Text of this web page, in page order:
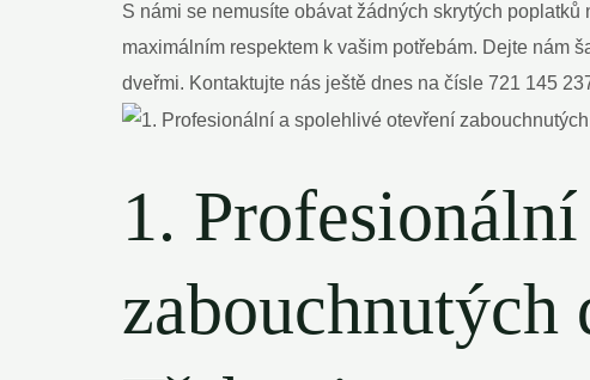
S námi se nemusíte obávat žádných skrytých
maximálním respektem k vašim potřebám. Dejte nám
dveřmi. Kontaktujte nás ještě dnes na čísle 721 145
1.
zabouchnutých